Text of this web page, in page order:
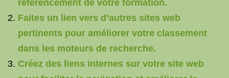
référencement de votre formation.
Faites un lien vers d’autres sites web
pertinents pour améliorer votre classement
dans les moteurs de recherche.
Créez des liens internes sur votre site web